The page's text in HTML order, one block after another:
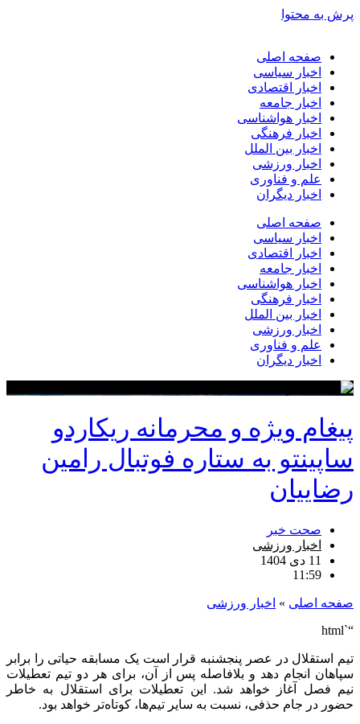
پرش به محتوا
صفحه اصلی
اخبار سیاسی
اخبار اقتصادی
اخبار جامعه
اخبار هواشناسی
اخبار فرهنگی
اخبار بین الملل
اخبار ورزشی
علم و فناوری
اخبار دیگران
صفحه اصلی
اخبار سیاسی
اخبار اقتصادی
اخبار جامعه
اخبار هواشناسی
اخبار فرهنگی
اخبار بین الملل
اخبار ورزشی
علم و فناوری
اخبار دیگران
پیغام ویژه و محرمانه ریکاردو
ساپینتو به ستاره فوتبال رامین
رضاییان
صحت خبر
اخبار ورزشی
11 دی 1404
11:59
صفحه اصلی » اخبار ورزشی
“`html
تیم استقلال در عصر پنجشنبه قرار است یک مسابقه حیاتی را برابر
سپاهان انجام دهد و بلافاصله پس از آن، برای هر دو تیم تعطیلات
نیم فصل آغاز خواهد شد. این تعطیلات برای استقلال به خاطر
حضور در جام حذفی، نسبت به سایر تیم‌ها، کوتاه‌تر خواهد بود.